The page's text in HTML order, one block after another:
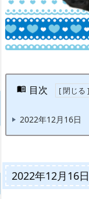
目次
2022年12月16日
2022年12月16日